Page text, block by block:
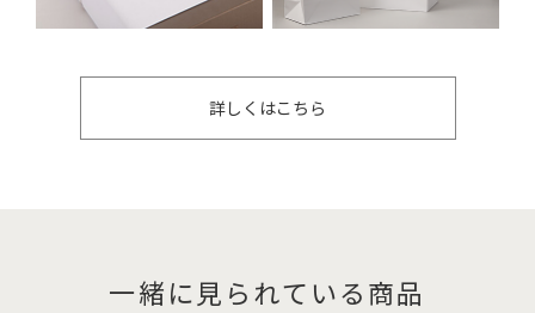
詳しくはこちら
一緒に見られている商品